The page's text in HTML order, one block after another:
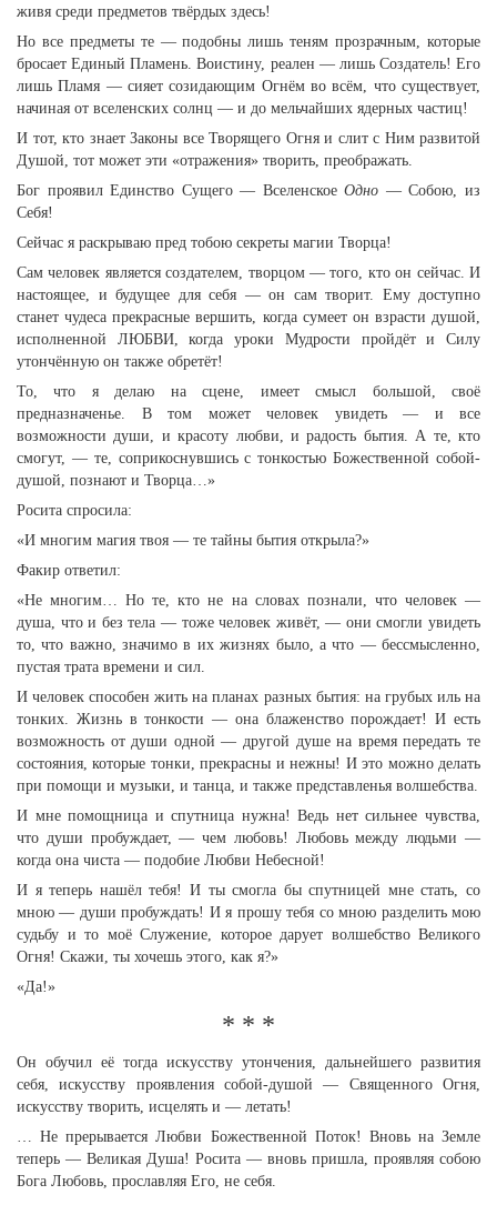
живя среди предметов твёрдых здесь!
Но все предметы те — подобны лишь теням прозрачным, которые
бросает Единый Пламень. Воистину, реален — лишь Создатель! Его
лишь Пламя — сияет созидающим Огнём во всём, что существует,
начиная от вселенских солнц — и до мельчайших ядерных частиц!
И тот, кто знает Законы все Творящего Огня и слит с Ним развитой
Душой, тот может эти «отражения» творить, преображать.
Бог проявил Единство Сущего — ВселенскоеОдно — Собою, из
Себя!
Сейчас я раскрываю пред тобою секреты магии Творца!
Сам человек является создателем, творцом — того, кто он сейчас. И
настоящее, и будущее для себя — он сам творит. Ему доступно
станет чудеса прекрасные вершить, когда сумеет он взрасти душой,
исполненной ЛЮБВИ, когда уроки Мудрости пройдёт и Силу
утончённую он также обретёт!
То, что я делаю на сцене, имеет смысл большой, своё
предназначенье. В том может человек увидеть — и все
возможности души, и красоту любви, и радость бытия. А те, кто
смогут, — те, соприкоснувшись с тонкостью Божественной собой-
душой, познают и Творца…»
Росита спросила:
«И многим магия твоя — те тайны бытия открыла?»
Факир ответил:
«Не многим… Но те, кто не на словах познали, что человек —
душа, что и без тела — тоже человек живёт, — они смогли увидеть
то, что важно, значимо в их жизнях было, а что — бессмысленно,
пустая трата времени и сил.
И человек способен жить на планах разных бытия: на грубых иль на
тонких. Жизнь в тонкости — она блаженство порождает! И есть
возможность от души одной — другой душе на время передать те
состояния, которые тонки, прекрасны и нежны! И это можно делать
при помощи и музыки, и танца, и также представленья волшебства.
И мне помощница и спутница нужна! Ведь нет сильнее чувства,
что души пробуждает, — чем любовь! Любовь между людьми —
когда она чиста — подобие Любви Небесной!
И я теперь нашёл тебя! И ты смогла бы спутницей мне стать, со
мною — души пробуждать! И я прошу тебя со мною разделить мою
судьбу и то моё Служение, которое дарует волшебство Великого
Огня! Скажи, ты хочешь этого, как я?»
«Да!»
* * *
Он обучил её тогда искусству утончения, дальнейшего развития
себя, искусству проявления собой-душой — Священного Огня,
искусству творить, исцелять и — летать!
… Не прерывается Любви Божественной Поток! Вновь на Земле
теперь — Великая Душа! Росита — вновь пришла, проявляя собою
Бога Любовь, прославляя Его, не себя.